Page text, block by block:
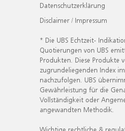
Datenschutzerklärung
Disclaimer / Impressum
* Die UBS Echtzeit-
Quotierungen von UBS
Produkten. Diese Produkte
zugrundeliegenden Index
nachzufolgen. UBS
Gewährleistung für die
Vollständigkeit oder
angewandten Methodik.